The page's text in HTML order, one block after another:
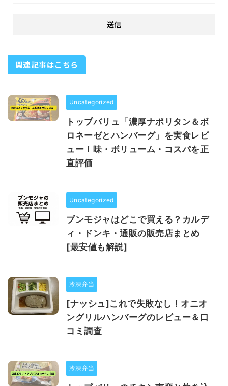
関連記事はこちら
Uncategorized
トップバリュ「濃厚ナポリタン＆ボ
ロネーゼとハンバーグ」を実食レビ
ュー！味・ボリューム・コスパを正
直評価
Uncategorized
ブンモジャはどこで買える？カルデ
ィ・ドンキ・通販の販売店まとめ
[最安値も解説]
冷凍弁当
[ナッシュ]これで失敗なし！オニオ
ングリルハンバーグのレビュー＆口
コミ調査
冷凍弁当